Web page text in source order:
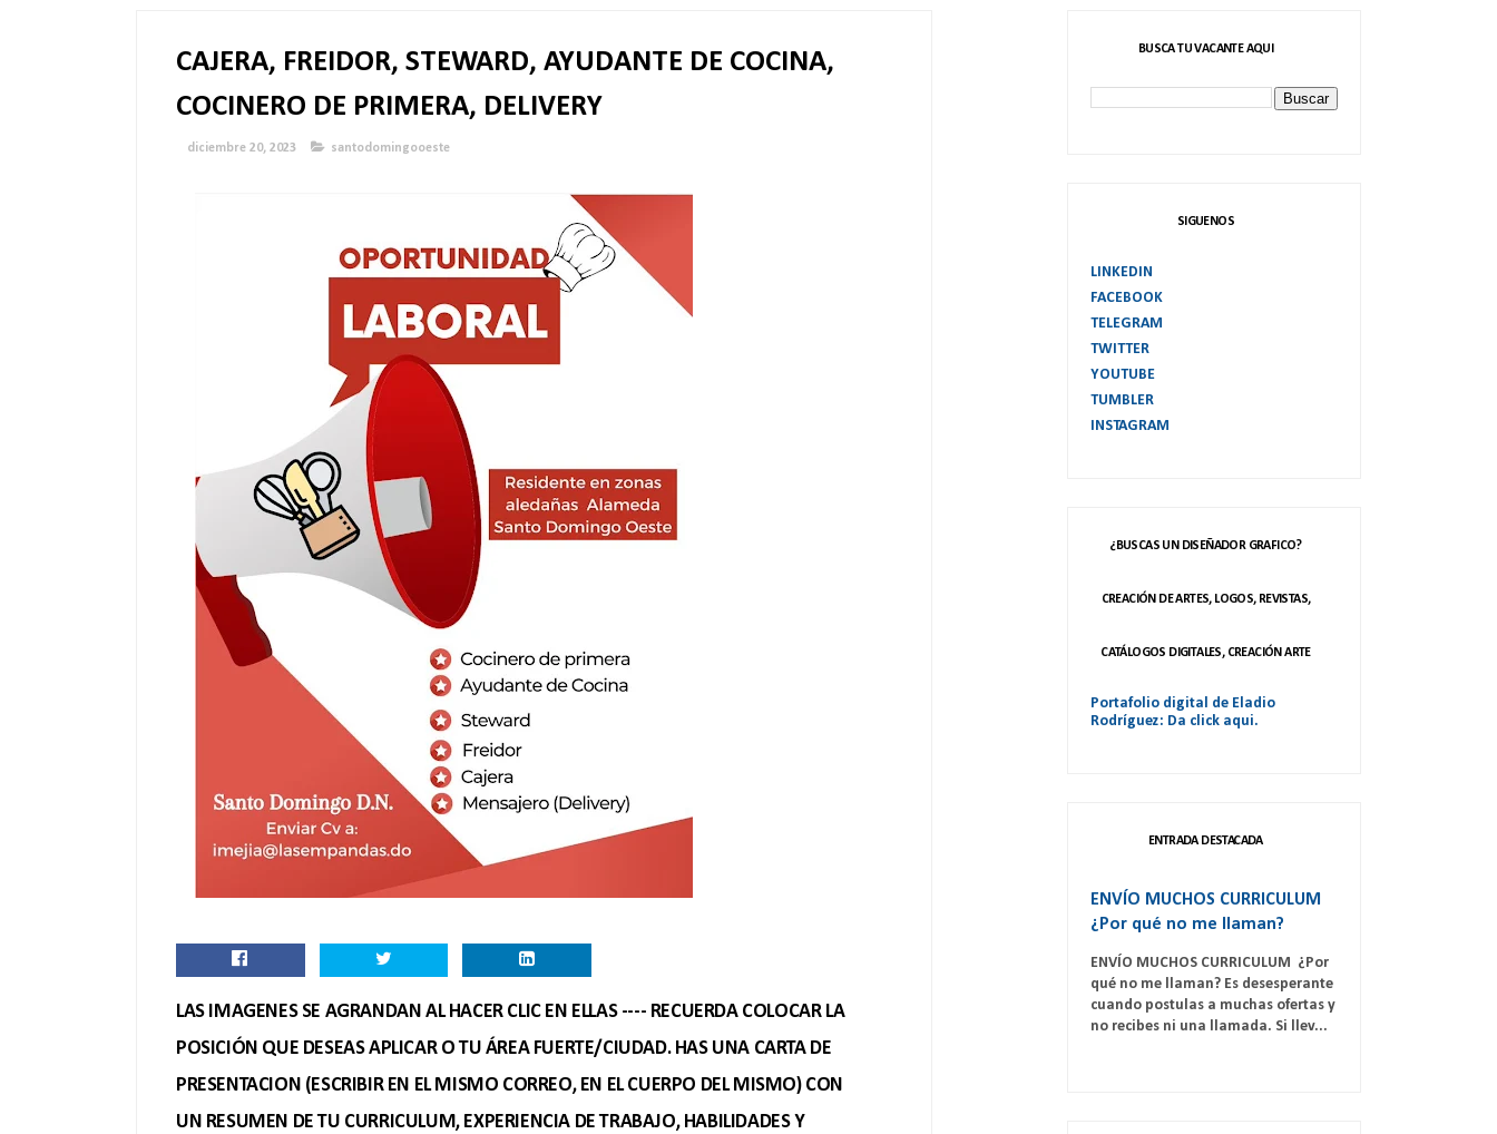
CAJERA, FREIDOR, STEWARD, AYUDANTE DE COCINA,
COCINERO DE PRIMERA, DELIVERY
diciembre 20, 2023 santodomingooeste
LAS IMAGENES SE AGRANDAN AL HACER CLIC EN ELLAS ---- RECUERDA COLOCAR LA
POSICIÓN QUE DESEAS APLICAR O TU ÁREA FUERTE/CIUDAD. HAS UNA CARTA DE
PRESENTACION (ESCRIBIR EN EL MISMO CORREO, EN EL CUERPO DEL MISMO) CON
UN RESUMEN DE TU CURRICULUM, EXPERIENCIA DE TRABAJO, HABILIDADES Y
BUSCA TU VACANTE AQUI
SIGUENOS
LINKEDIN
FACEBOOK
TELEGRAM
TWITTER
YOUTUBE
TUMBLER
INSTAGRAM
¿BUSCAS UN DISEÑADOR GRAFICO?
CREACIÓN DE ARTES, LOGOS, REVISTAS,
CATÁLOGOS DIGITALES, CREACIÓN ARTE
Portafolio digital de Eladio
Rodríguez: Da click aqui.
ENTRADA DESTACADA
ENVÍO MUCHOS CURRICULUM
¿Por qué no me llaman?
ENVÍO MUCHOS CURRICULUM ¿Por
qué no me llaman? Es desesperante
cuando postulas a muchas ofertas y
no recibes ni una llamada. Si llev...